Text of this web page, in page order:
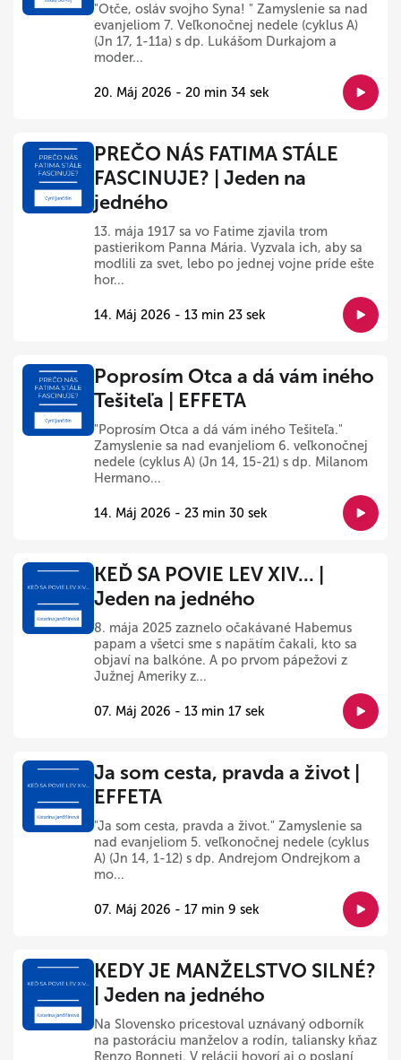
"Otče, osláv svojho Syna! " Zamyslenie sa nad
evanjeliom 7. Veľkonočnej nedele (cyklus A)
(Jn 17, 1-11a) s dp. Lukášom Durkajom a
moder...
20. Máj 2026 - 20 min 34 sek
PREČO NÁS FATIMA STÁLE
FASCINUJE? | Jeden na
jedného
13. mája 1917 sa vo Fatime zjavila trom
pastierikom Panna Mária. Vyzvala ich, aby sa
modlili za svet, lebo po jednej vojne príde ešte
hor...
14. Máj 2026 - 13 min 23 sek
Poprosím Otca a dá vám iného
Tešiteľa | EFFETA
"Poprosím Otca a dá vám iného Tešiteľa."
Zamyslenie sa nad evanjeliom 6. veľkonočnej
nedele (cyklus A) (Jn 14, 15-21) s dp. Milanom
Hermano...
14. Máj 2026 - 23 min 30 sek
KEĎ SA POVIE LEV XIV... |
Jeden na jedného
8. mája 2025 zaznelo očakávané Habemus
papam a všetci sme s napätím čakali, kto sa
objaví na balkóne. A po prvom pápežovi z
Južnej Ameriky z...
07. Máj 2026 - 13 min 17 sek
Ja som cesta, pravda a život |
EFFETA
"Ja som cesta, pravda a život." Zamyslenie sa
nad evanjeliom 5. veľkonočnej nedele (cyklus
A) (Jn 14, 1-12) s dp. Andrejom Ondrejkom a
mo...
07. Máj 2026 - 17 min 9 sek
KEDY JE MANŽELSTVO SILNÉ?
| Jeden na jedného
Na Slovensko pricestoval uznávaný odborník
na pastoráciu manželov a rodín, taliansky kňaz
Renzo Bonneti. V relácii hovorí aj o poslaní